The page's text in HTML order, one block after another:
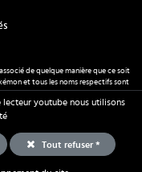
de quelque manière que ce soit
et tous les noms respectifs sont
© de Nintendo 1996-2026.
- Coup Critique
youtube nous utilisons
Tout refuser *